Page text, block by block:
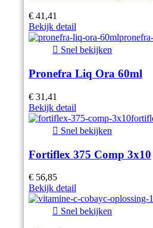
€ 41,41
Bekijk detail
 Snel bekijken
Pronefra Liq Ora 60ml
€ 31,41
Bekijk detail
 Snel bekijken
Fortiflex 375 Comp 3x10
€ 56,85
Bekijk detail
 Snel bekijken